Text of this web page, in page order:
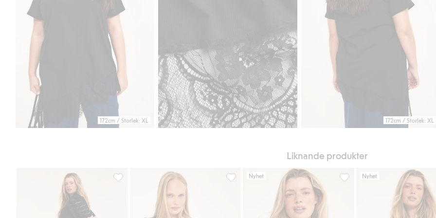
172cm / Storlek: XL 172cm / Storlek: XL
Liknande produkter
Topp med ärm i broderie anglaise, Lägg till i favoriterKortärmad asymmetrisk topp, Lägg till i favoriter
Nyhet
Topp i ribbad struktur, Lägg
Nyhet